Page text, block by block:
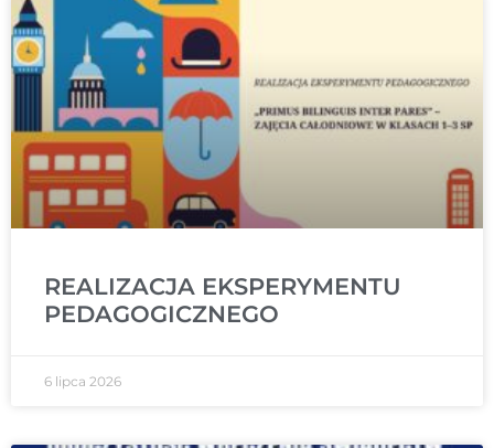
REALIZACJA EKSPERYMENTU
PEDAGOGICZNEGO
6 lipca 2026